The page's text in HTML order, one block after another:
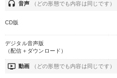
headset 音声 （どの形態でも内容は同じです）
CD版
デジタル音声版
（配信＋ダウンロード）
ondemand_video 動画 （どの形態でも内容は同じです）